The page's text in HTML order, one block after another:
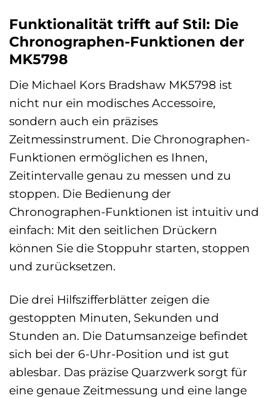
Funktionalität trifft auf Stil: Die
Chronographen-Funktionen der
MK5798
Die Michael Kors Bradshaw MK5798 ist
nicht nur ein modisches Accessoire,
sondern auch ein präzises
Zeitmessinstrument. Die Chronographen-
Funktionen ermöglichen es Ihnen,
Zeitintervalle genau zu messen und zu
stoppen. Die Bedienung der
Chronographen-Funktionen ist intuitiv und
einfach: Mit den seitlichen Drückern
können Sie die Stoppuhr starten, stoppen
und zurücksetzen.
Die drei Hilfszifferblätter zeigen die
gestoppten Minuten, Sekunden und
Stunden an. Die Datumsanzeige befindet
sich bei der 6-Uhr-Position und ist gut
ablesbar. Das präzise Quarzwerk sorgt für
eine genaue Zeitmessung und eine lange